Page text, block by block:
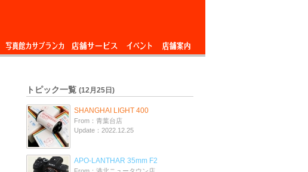
写真館カサブランカ 店舗サービス イベント 店舗案内
トピック一覧 (12月25日)
SHANGHAI LIGHT 400
From：青葉台店
Update：2022.12.25
APO-LANTHAR 35mm F2